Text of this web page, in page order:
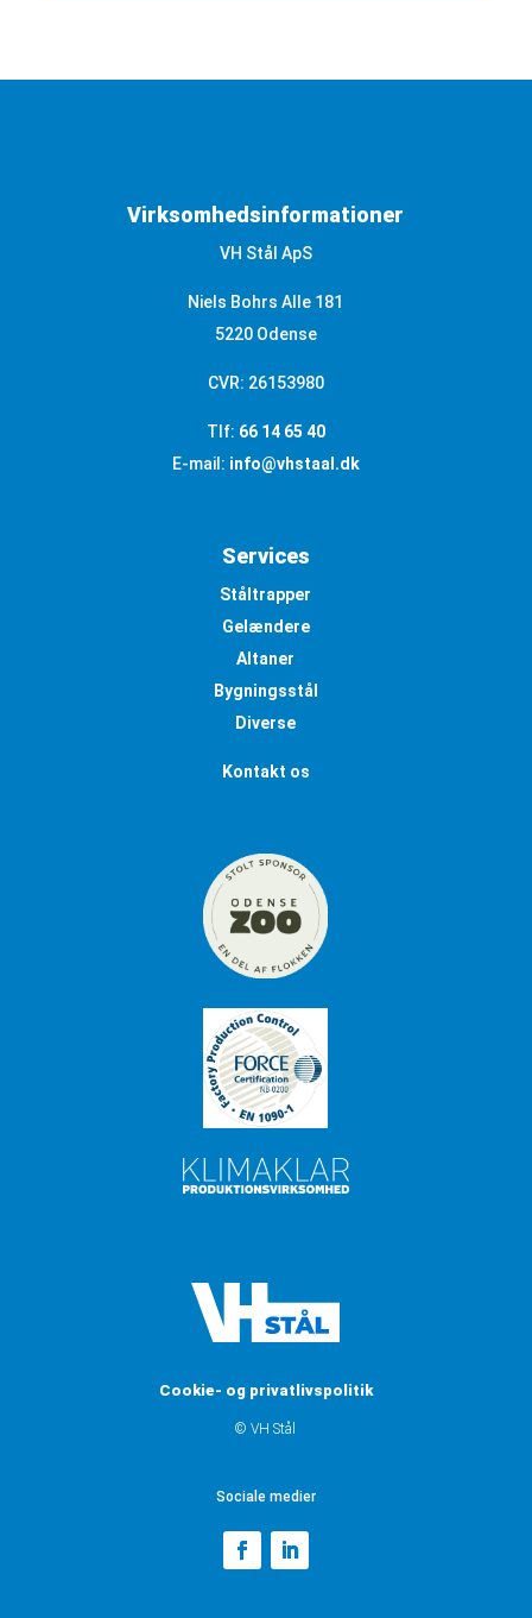
Virksomhedsinformationer
VH Stål ApS
Niels Bohrs Alle 181
5220 Odense
CVR: 26153980
Tlf: 66 14 65 40
E-mail: info@vhstaal.dk
Services
Ståltrapper
Gelændere
Altaner
Bygningsstål
Diverse
Kontakt os
Cookie- og privatlivspolitik
© VH Stål
Sociale medier